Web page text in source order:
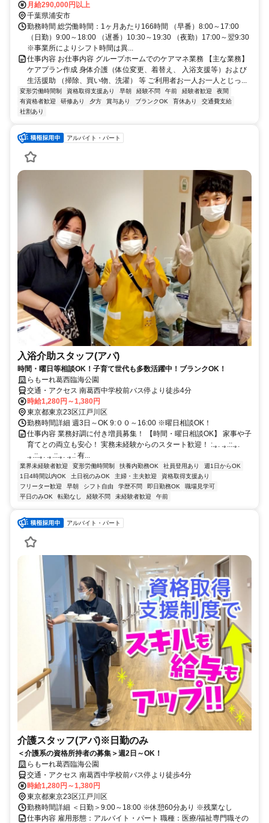
月給290,000円以上
千葉県浦安市
勤務時間 総労働時間：1ヶ月あたり166時間 （早番）8:00～17:00
（日勤）9:00～18:00 （遅番）10:30～19:30 （夜勤）17:00～翌9:30
※事業所によりシフト時間は異...
仕事内容 お仕事内容 グループホームでのケアマネ業務 【主な業務】
ケアプラン作成 身体介護（体位変更、着替え、 入浴支援等）および
生活援助 （掃除、買い物、洗濯） 等 ご利用者お一人お一人とじっ...
変形労働時間制 資格取得支援あり 早朝 経験不問 午前 経験者歓迎
夜間
有資格者歓迎
研修あり 夕方 賞与あり ブランクOK 育休あり
交通費支給
社割あり
アルバイト・パート
入浴介助スタッフ(アパ)
時間・曜日等相談OK！子育て世代も多数活躍中！ブランクOK！
らもーれ葛西臨海公園
交通・アクセス 南葛西中学校前バス停より徒歩4分
時給1,280円～1,380円
東京都東京23区江戸川区
勤務時間詳細 週3日～OK 9:００～16:00 ※曜日相談OK！
仕事内容 業務好調に付き増員募集！ 【時間・曜日相談OK】 家事や子
育てとの両立も安心！ 実務未経験からのスタート歓迎！ :.｡. .｡.::.｡.
.｡.::.｡. .｡.::.｡. .｡.: 有...
業界未経験者歓迎 変形労働時間制 扶養内勤務OK 社員登用あり
週1日からOK
1日4時間以内OK
土日祝のみOK 主婦・主夫歓迎
資格取得支援あり
フリーター歓迎
早朝 シフト自由 学歴不問 即日勤務OK
職場見学可
平日のみOK
転勤なし 経験不問 未経験者歓迎 午前
アルバイト・パート
介護スタッフ(アパ)※日勤のみ
＜介護系の資格所持者の募集＞週2日～OK！
らもーれ葛西臨海公園
交通・アクセス 南葛西中学校前バス停より徒歩4分
時給1,280円～1,380円
東京都東京23区江戸川区
勤務時間詳細 ＜日勤＞9:00～18:00 ※休憩60分あり ※残業なし
仕事内容 雇用形態：アルバイト・パート 職種：医療/福祉専門職その